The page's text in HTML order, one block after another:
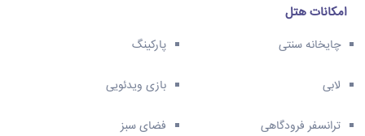
امکانات هتل
چایخانه سنتی پارکینگ
لابی بازی ویدئویی
ترانسفر فرودگاهی فضای سبز